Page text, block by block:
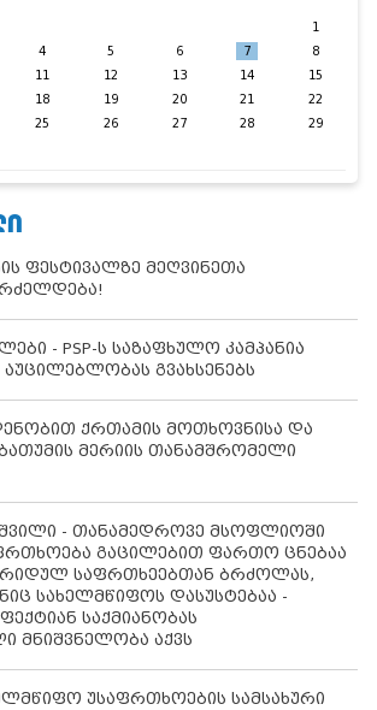
1
4 5 6 7
8
11 12 13 14
15
18 19 20 21
22
25 26 27 28
29
ფესტივალზე მეღვინეთა
- PSP-ს საზაფხულო კამპანია
აუცილებლობას გვახსენებს
ქრთამის მოთხოვნისა და
მერიის თანამშრომელი
- თანამედროვე მსოფლიოში
გაცილებით ფართო ცნებაა
საფრთხეებთან ბრძოლას,
სახელმწიფოს დასუსტებაა -
საქმიანობას
მნიშვნელობა აქვს
უსაფრთხოების სამსახური